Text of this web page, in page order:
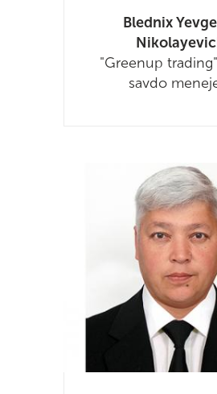
Blednix
"Greenup
savdo